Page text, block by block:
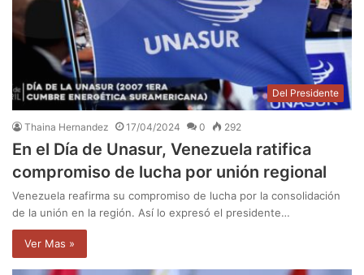
Del Presidente
Thaina Hernandez 17/04/2024 0 292
En el Día de Unasur, Venezuela ratifica
compromiso de lucha por unión regional
Venezuela reafirma su compromiso de lucha por la consolidación
de la unión en la región. Así lo expresó el presidente…
Ver Mas »